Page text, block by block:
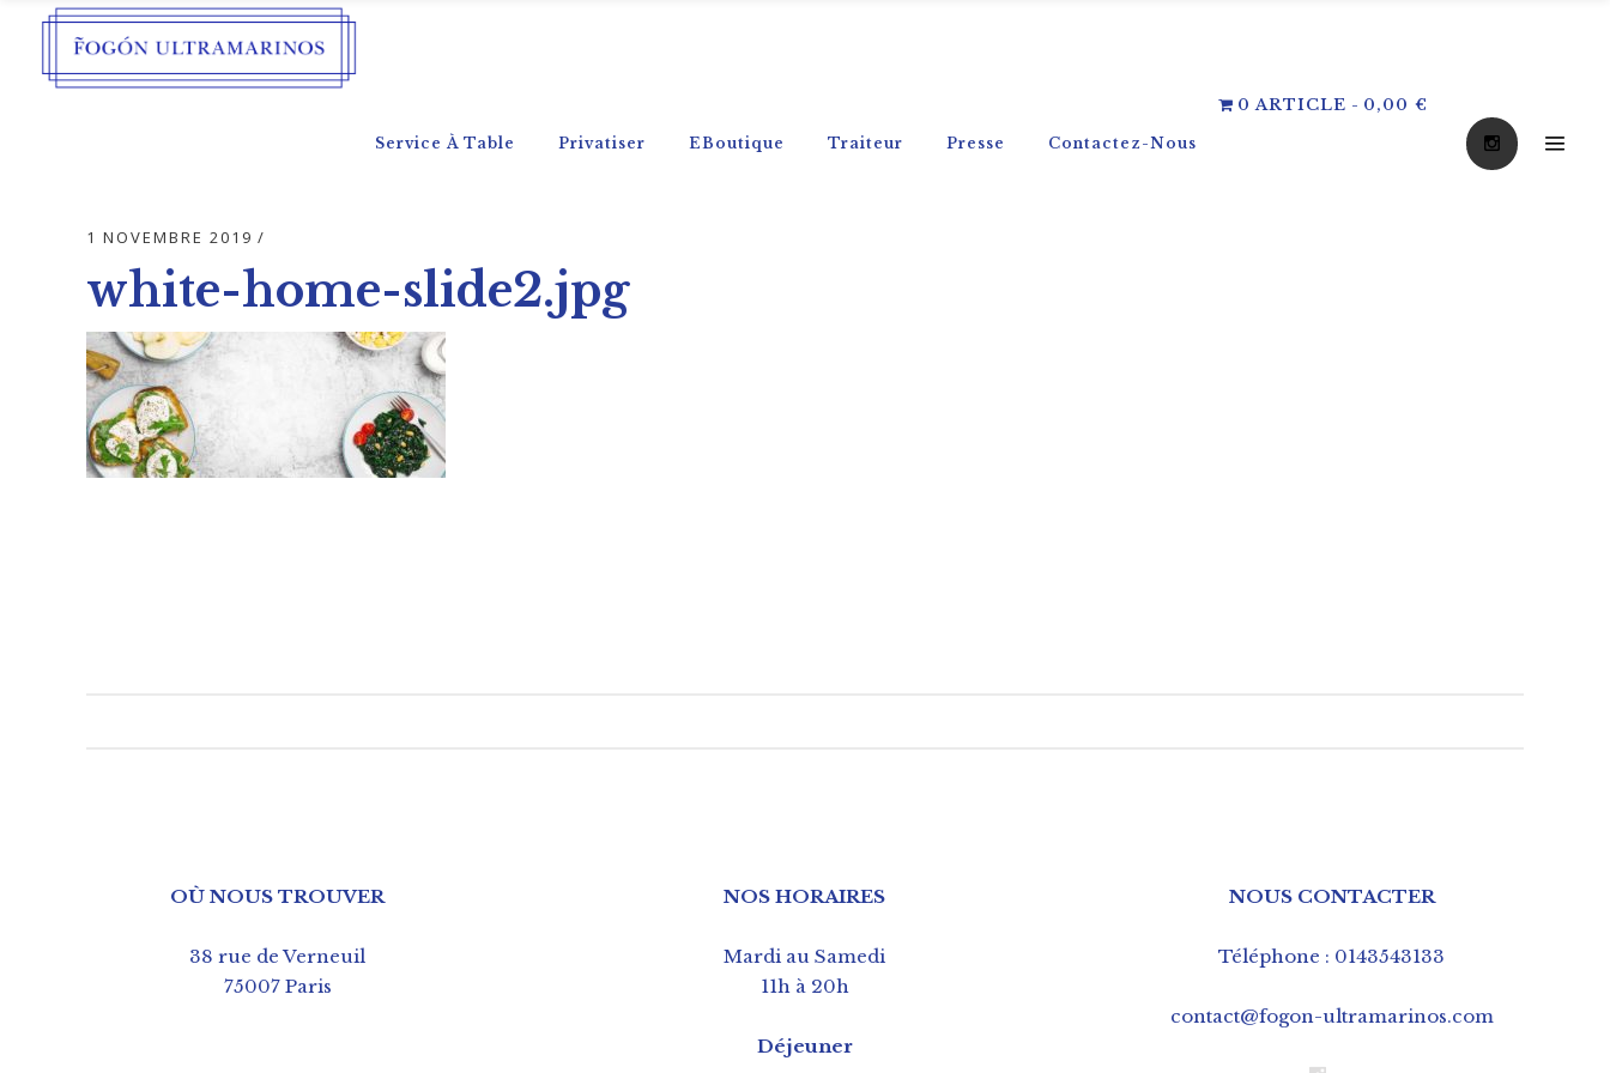
Service À Table Privatiser EBoutique Traiteur Presse Contactez-Nous
0 ARTICLE 0,00 €
1 NOVEMBRE 2019
white-home-slide2.jpg
OÙ NOUS TROUVER
38 rue de Verneuil
75007 Paris
NOS HORAIRES
Mardi au Samedi
11h à 20h
Déjeuner
NOUS CONTACTER
Téléphone : 0143543133
contact@fogon-ultramarinos.com